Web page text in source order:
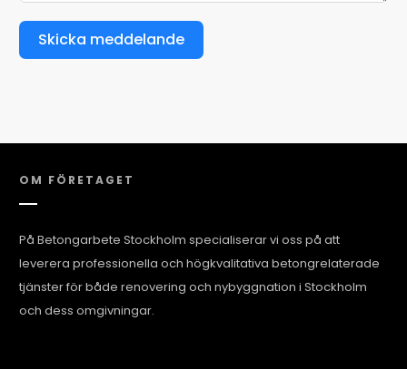
Skicka meddelande
OM FÖRETAGET
På Betongarbete Stockholm specialiserar vi oss på att
leverera professionella och högkvalitativa betongrelaterade
tjänster för både renovering och nybyggnation i Stockholm
och dess omgivningar.